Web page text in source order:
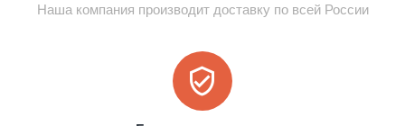
Наша компания производит доставку по всей России